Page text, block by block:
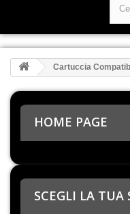
Cartuccia
HOME PAGE
SCEGLI LA TUA